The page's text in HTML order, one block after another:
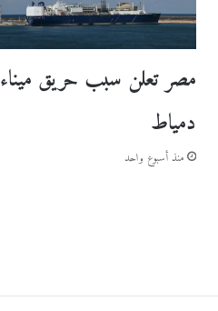
مصر تعلن سبب حريق ميناء
دمياط
منذ أسبوع واحد